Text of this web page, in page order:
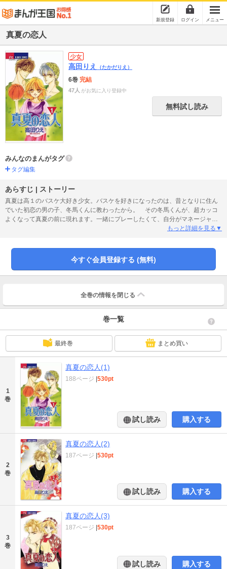
新規登録 ログイン メニュー
真夏の恋人
少女
高田りえ （たかだりえ）
6巻 完結
47人 がお気に入り登録中
無料試し読み
みんなのまんがタグ
タグ編集
あらすじ | ストーリー
真夏は高１のバスケ大好き少女。バスケを好きになったのは、昔となりに住ん
でいた初恋の男の子、冬馬くんに教わったから。 その冬馬くんが、超カッコ
よくなって真夏の前に現れます。一緒にプレーしたくて、自分がマネージャー
をするバスケ部に入部させようとアタックを開始！ なんとか冬馬くんを入部
夏をとりあって、冬馬くんと紅葉がバスケ勝負をすることになってしまいま
す。もちろん勝者は冬馬くん。これで２人は公認の恋人同士になったはずなん
もっと詳細を見る▼
今すぐ会員登録する (無料)
全巻の情報を 閉じる
巻一覧
最終巻 まとめ買い
1
巻
真夏の恋人(1)
188ページ 530pt
試し読み 購入する
2
巻
真夏の恋人(2)
187ページ 530pt
試し読み 購入する
3
巻
真夏の恋人(3)
187ページ 530pt
試し読み 購入する